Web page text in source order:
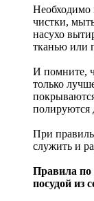
Необходимо
чистки,
насухо
тканью или
И помните,
только
полируются
При
служить и
Правила по
посудой из